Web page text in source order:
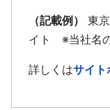
（記載例）
東
イト ※当社名の
詳しくはサイト